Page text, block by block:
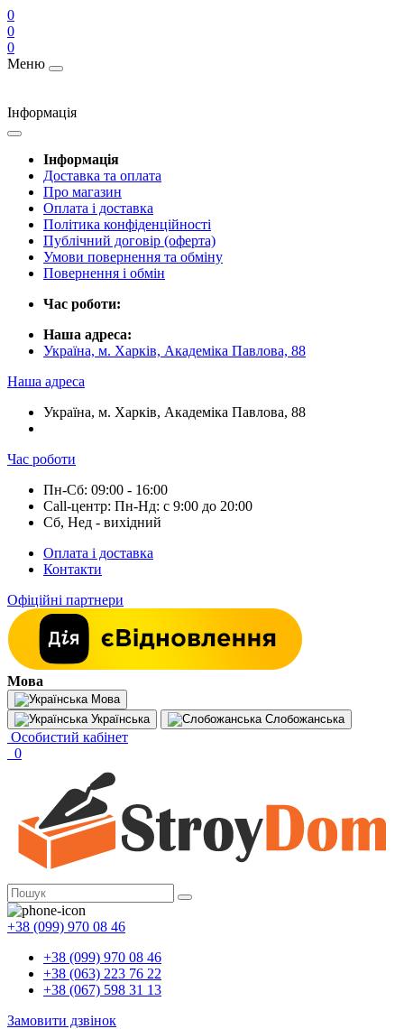
0
0
0
Меню
Інформація
Інформація
Доставка та оплата
Про магазин
Оплата і доставка
Політика конфіденційності
Публічний договір (оферта)
Умови повернення та обміну
Повернення і обмін
Час роботи:
Наша адреса:
Україна, м. Харків, Академіка Павлова, 88
Наша адреса
Україна, м. Харків, Академіка Павлова, 88
Час роботи
Пн-Сб: 09:00 - 16:00
Call-центр: Пн-Нд: с 9:00 до 20:00
Сб, Нед - вихідний
Оплата і доставка
Контакти
Офіційні партнери
Мова
Мова
Українська
Слобожанська
Особистий кабінет
0
+38 (099) 970 08 46
+38 (099) 970 08 46
+38 (063) 223 76 22
+38 (067) 598 31 13
Замовити дзвінок